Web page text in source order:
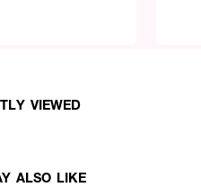
VIEWED
ALSO LIKE